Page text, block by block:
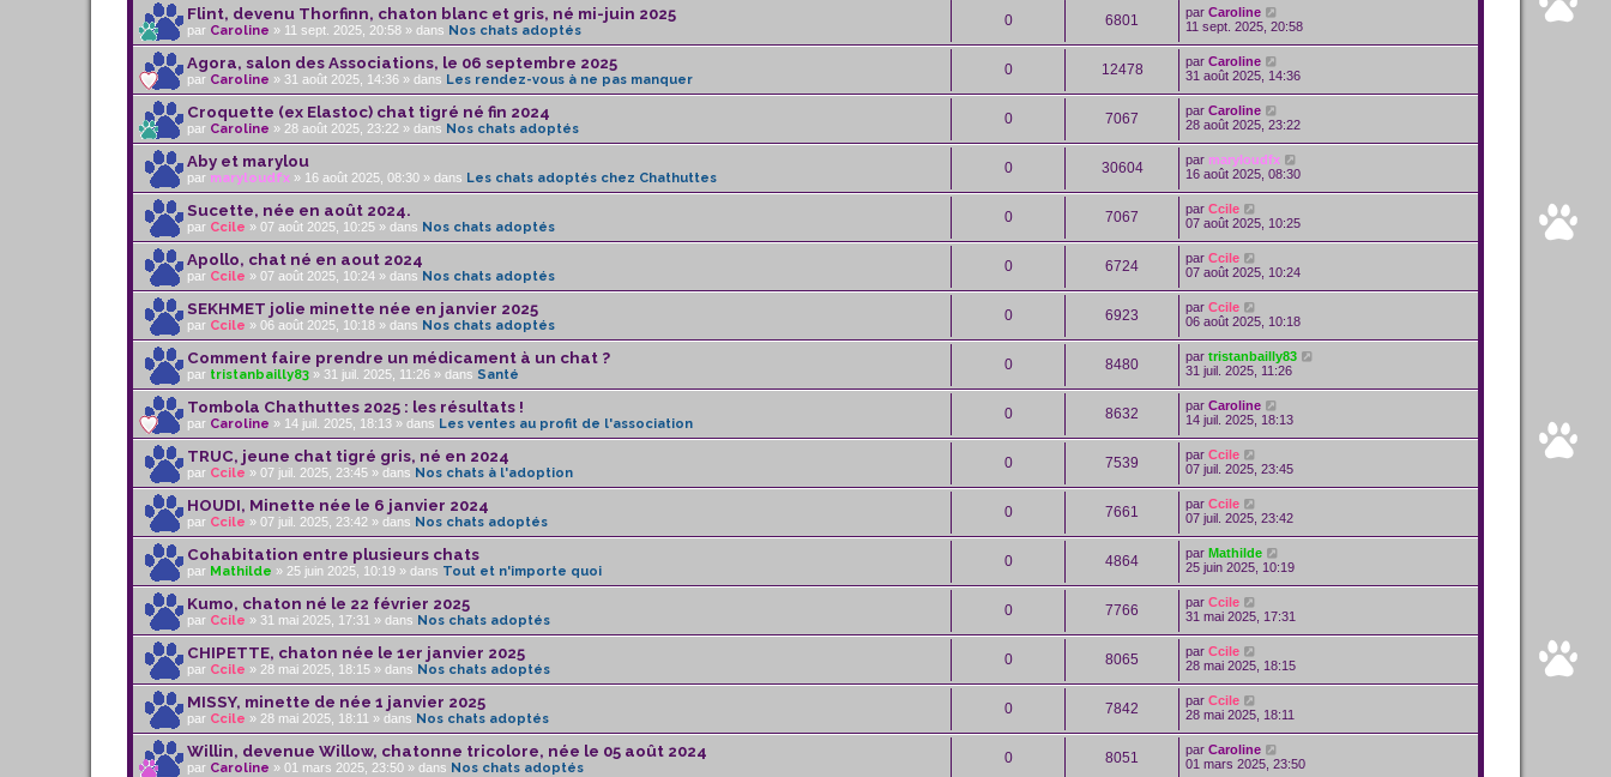
Flint, devenu Thorfinn, chaton blanc et gris, né mi-juin 2025
par Caroline » 11 sept. 2025, 20:58 » dans Nos chats adoptés
0 6801 par Caroline
11 sept. 2025, 20:58
Agora, salon des Associations, le 06 septembre 2025
par Caroline » 31 août 2025, 14:36 » dans Les rendez-vous à ne pas manquer
0 12478 par Caroline
31 août 2025, 14:36
Croquette (ex Elastoc) chat tigré né fin 2024
par Caroline » 28 août 2025, 23:22 » dans Nos chats adoptés
0 7067 par Caroline
28 août 2025, 23:22
Aby et marylou
par maryloudfx » 16 août 2025, 08:30 » dans Les chats adoptés chez Chathuttes
0 30604 par maryloudfx
16 août 2025, 08:30
Sucette, née en août 2024.
par Ccile » 07 août 2025, 10:25 » dans Nos chats adoptés
0 7067 par Ccile
07 août 2025, 10:25
Apollo, chat né en aout 2024
par Ccile » 07 août 2025, 10:24 » dans Nos chats adoptés
0 6724 par Ccile
07 août 2025, 10:24
SEKHMET jolie minette née en janvier 2025
par Ccile » 06 août 2025, 10:18 » dans Nos chats adoptés
0 6923 par Ccile
06 août 2025, 10:18
Comment faire prendre un médicament à un chat ?
par tristanbailly83 » 31 juil. 2025, 11:26 » dans Santé
0 8480 par tristanbailly83
31 juil. 2025, 11:26
Tombola Chathuttes 2025 : les résultats !
par Caroline » 14 juil. 2025, 18:13 » dans Les ventes au profit de l'association
0 8632 par Caroline
14 juil. 2025, 18:13
TRUC, jeune chat tigré gris, né en 2024
par Ccile » 07 juil. 2025, 23:45 » dans Nos chats à l'adoption
0 7539 par Ccile
07 juil. 2025, 23:45
HOUDI, Minette née le 6 janvier 2024
par Ccile » 07 juil. 2025, 23:42 » dans Nos chats adoptés
0 7661 par Ccile
07 juil. 2025, 23:42
Cohabitation entre plusieurs chats
par Mathilde » 25 juin 2025, 10:19 » dans Tout et n'importe quoi
0 4864 par Mathilde
25 juin 2025, 10:19
Kumo, chaton né le 22 février 2025
par Ccile » 31 mai 2025, 17:31 » dans Nos chats adoptés
0 7766 par Ccile
31 mai 2025, 17:31
CHIPETTE, chaton née le 1er janvier 2025
par Ccile » 28 mai 2025, 18:15 » dans Nos chats adoptés
0 8065 par Ccile
28 mai 2025, 18:15
MISSY, minette de née 1 janvier 2025
par Ccile » 28 mai 2025, 18:11 » dans Nos chats adoptés
0 7842 par Ccile
28 mai 2025, 18:11
Willin, devenue Willow, chatonne tricolore, née le 05 août 2024
par Caroline » 01 mars 2025, 23:50 » dans Nos chats adoptés
0 8051 par Caroline
01 mars 2025, 23:50